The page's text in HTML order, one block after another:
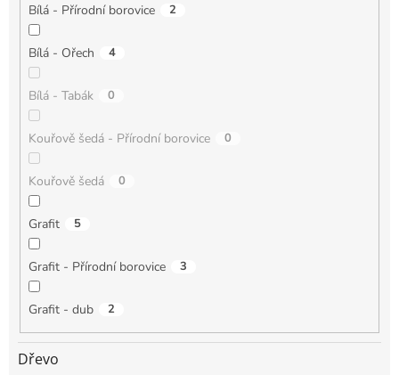
Bílá - Přírodní borovice 2
Bílá - Ořech 4
Bílá - Tabák 0
Kouřově šedá - Přírodní borovice 0
Kouřově šedá 0
Grafit 5
Grafit - Přírodní borovice 3
Grafit - dub 2
Dřevo